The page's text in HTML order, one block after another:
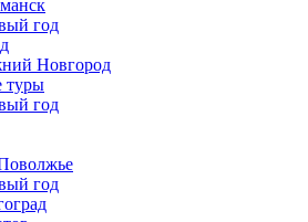
год
Новгород
туры
год
год